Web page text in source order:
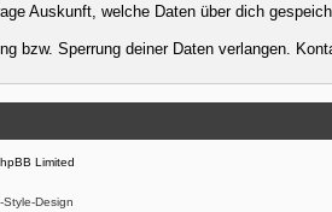
Auskunft, welche Daten über dich
bzw. Sperrung deiner Daten verlangen.
Limited
Style-Design